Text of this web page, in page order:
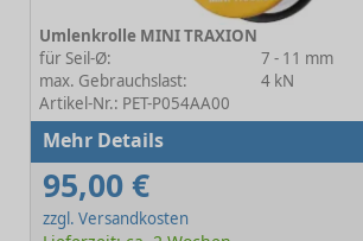
Umlenkrolle MINI TRAXION
für Seil-Ø:
7 - 11 mm
max. Gebrauchslast:
4 kN
Artikel-Nr.: PET-P054AA00
Mehr Details
95,00 €
zzgl. Versandkosten